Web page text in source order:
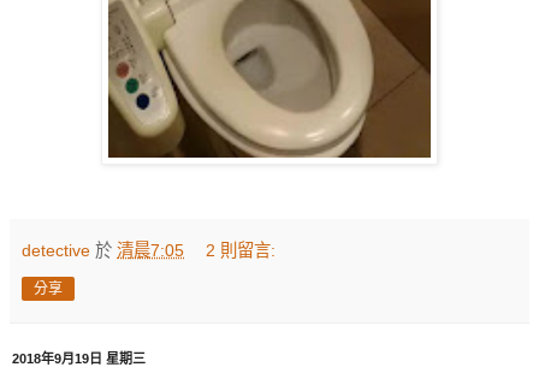
detective 於 清晨7:05 2 則留言:
分享
2018年9月19日 星期三